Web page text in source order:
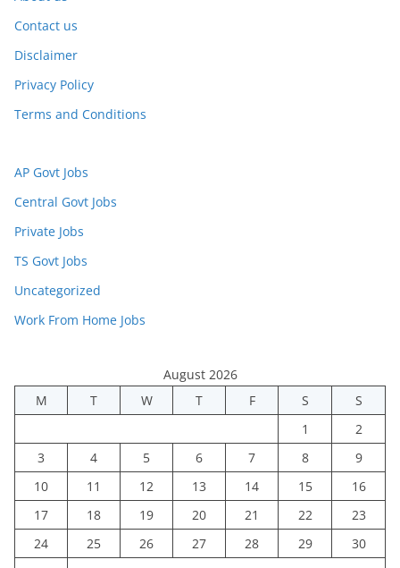
Contact us
Disclaimer
Privacy Policy
Terms and Conditions
AP Govt Jobs
Central Govt Jobs
Private Jobs
TS Govt Jobs
Uncategorized
Work From Home Jobs
August 2026
M
T W T F S
S
1
2
3
4 5 6 7 8
9
10
11 12 13 14 15
16
17
18 19 20 21 22
23
24
25 26 27 28 29
30